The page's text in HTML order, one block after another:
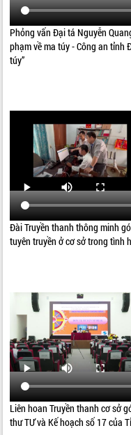
Phỏng vấn Đại tá Nguyễn
phạm về ma túy - Công an tỉnh
túy”
Đài Truyền thanh thông minh
tuyên truyền ở cơ sở trong tình
Liên hoan Truyền thanh cơ sở
thư TƯ và Kế hoạch số 17 của